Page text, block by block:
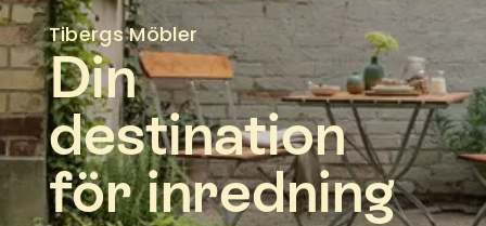
Tibergs Möbler
Din
destination
för inredning